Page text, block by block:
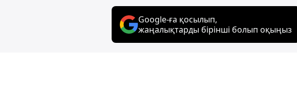
Google-ға қосылып,
жаңалықтарды бірінші болып оқыңыз